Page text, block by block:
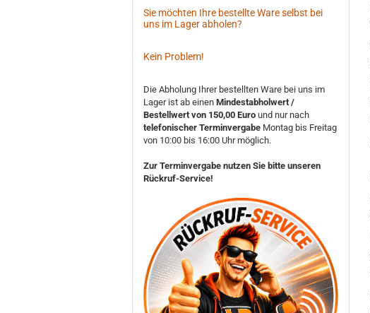
Sie möchten Ihre bestellte Ware selbst bei
uns im Lager abholen?
Kein Problem!
Die Abholung Ihrer bestellten Ware bei uns im
Lager ist ab einen Mindestabholwert /
Bestellwert von 150,00 Euro und nur nach
telefonischer Terminvergabe Montag bis Freitag
von 10:00 bis 16:00 Uhr möglich.
Zur Terminvergabe nutzen Sie bitte unseren
Rückruf-Service!